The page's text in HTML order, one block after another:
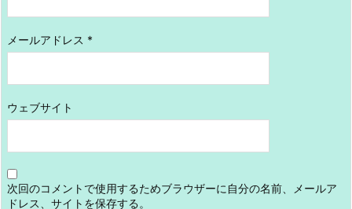
メールアドレス *
ウェブサイト
次回のコメントで使用するためブラウザーに自分の名前、メールア
ドレス、サイトを保存する。